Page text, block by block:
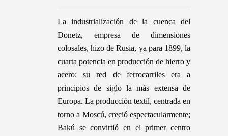
La industrialización de la cuenca del
Donetz, empresa de dimensiones
colosales, hizo de Rusia, ya para 1899, la
cuarta potencia en producción de hierro y
acero; su red de ferrocarriles era a
principios de siglo la más extensa de
Europa. La producción textil, centrada en
torno a Moscú, creció espectacularmente;
Bakú se convirtió en el primer centro